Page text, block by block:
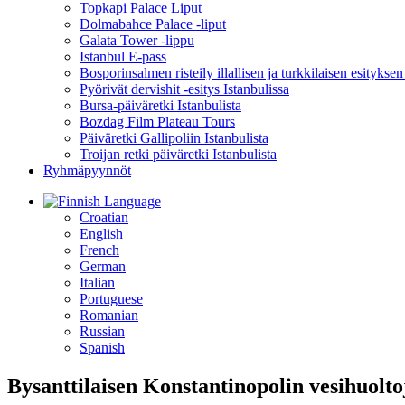
Topkapi Palace Liput
Dolmabahce Palace -liput
Galata Tower -lippu
Istanbul E-pass
Bosporinsalmen risteily illallisen ja turkkilaisen esityksen
Pyörivät dervishit -esitys Istanbulissa
Bursa-päiväretki Istanbulista
Bozdag Film Plateau Tours
Päiväretki Gallipoliin Istanbulista
Troijan retki päiväretki Istanbulista
Ryhmäpyynnöt
Language
Croatian
English
French
German
Italian
Portuguese
Romanian
Russian
Spanish
Bysanttilaisen Konstantinopolin